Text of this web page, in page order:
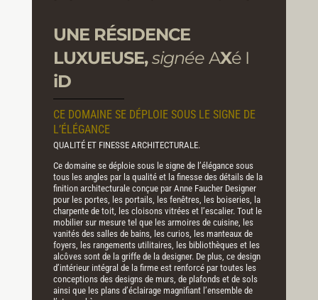
UNERÉSIDENCE
LUXUEUSE,signée AXé I
iD
CE DOMAINE SE DÉPLOIE SOUS LE SIGNE DE
L’ÉLÉGANCE
QUALITÉ ET FINESSE ARCHITECTURALE.
Ce domaine se déploie sous le signe de l’élégance sous
tous les angles par la qualité et la finesse des détails de la
finition architecturale conçue par Anne Faucher Designer
pour les portes, les portails, les fenêtres, les boiseries, la
charpente de toit, les cloisons vitrées et l’escalier. Tout le
mobilier sur mesuretel que les armoires de cuisine, les
vanités des salles de bains, les curios, les manteaux de
foyers, les rangements utilitaires, les bibliothèques et les
alcôves sont de la griffe de la designer. De plus, ce design
d’intérieur intégral de la firme est renforcé par toutes les
conceptions des designs de murs, de plafonds et de sols
ainsi que les plans d’éclairage magnifiant l’ensemble de